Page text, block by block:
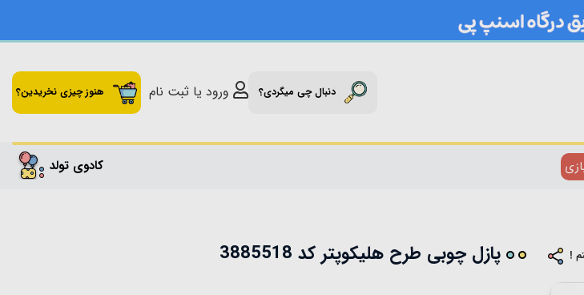
دنبال چی میگردی؟ ورود یا ثبت نام هنوز چیزی نخریدین؟
کادوی تولد
! پازل چوبی طرح هلیکوپتر کد 3885518